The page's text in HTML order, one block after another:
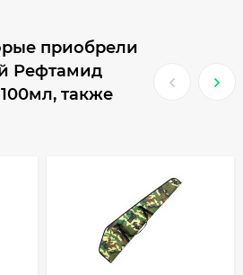
приобрели
Рефтамид
также